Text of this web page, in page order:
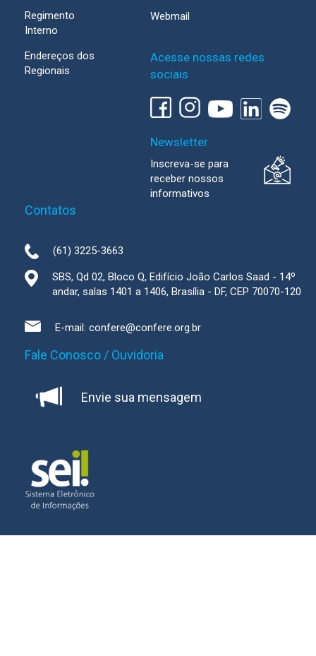
Regimento
Interno
Endereços dos
Regionais
Webmail
Acesse nossas redes
sociais
Newsletter
Inscreva-se para
receber nossos
informativos
Contatos
(61) 3225-3663
SBS, Qd 02, Bloco Q, Edifício João Carlos Saad - 14º
andar, salas 1401 a 1406, Brasília - DF, CEP 70070-120
E-mail: confere@confere.org.br
Fale Conosco / Ouvidoria
Envie sua mensagem